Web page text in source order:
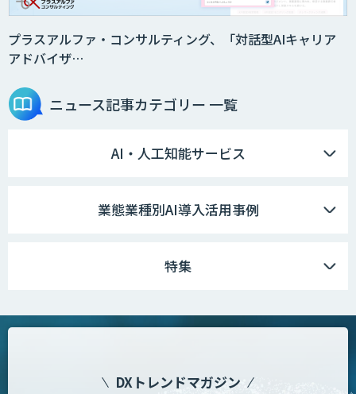
プラスアルファ・コンサルティング、「対話型AIキャリア
アドバイザ…
ニュース記事カテゴリー 一覧
AI・人工知能サービス
業態業種別AI導入活用事例
特集
DXトレンドマガジン